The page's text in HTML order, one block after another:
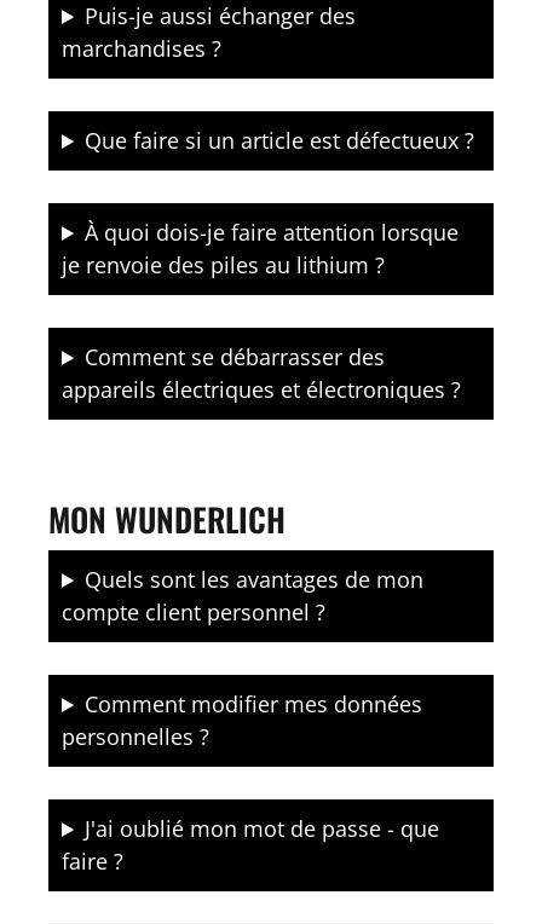
Puis-je aussi échanger des
marchandises ?
Que faire si un article est défectueux ?
À quoi dois-je faire attention lorsque
je renvoie des piles au lithium ?
Comment se débarrasser des
appareils électriques et électroniques ?
MON WUNDERLICH
Quels sont les avantages de mon
compte client personnel ?
Comment modifier mes données
personnelles ?
J'ai oublié mon mot de passe - que
faire ?